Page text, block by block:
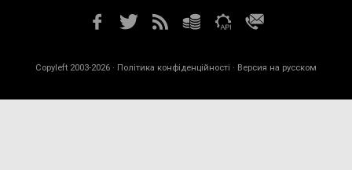
Copyleft 2003-2026 · Політика конфіденційності · Версия на русском